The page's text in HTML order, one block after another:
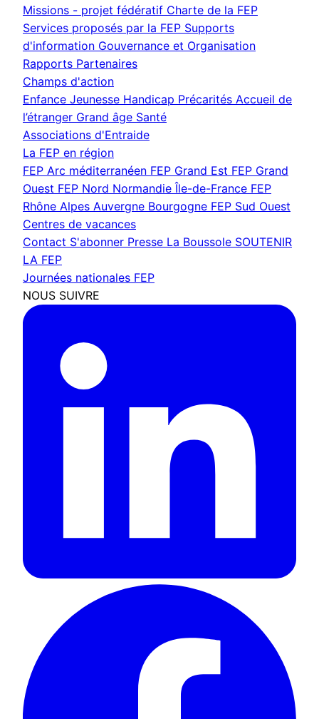
Missions - projet fédératif Charte de la FEP
Services proposés par la FEP Supports
d'information Gouvernance et Organisation
Rapports Partenaires
Champs d'action
Enfance Jeunesse Handicap Précarités Accueil de
l’étranger Grand âge Santé
Associations d'Entraide
La FEP en région
FEP Arc méditerranéen FEP Grand Est FEP Grand
Ouest FEP Nord Normandie Île-de-France FEP
Rhône Alpes Auvergne Bourgogne FEP Sud Ouest
Centres de vacances
Contact S'abonner Presse La Boussole SOUTENIR
LA FEP
Journées nationales FEP
NOUS SUIVRE